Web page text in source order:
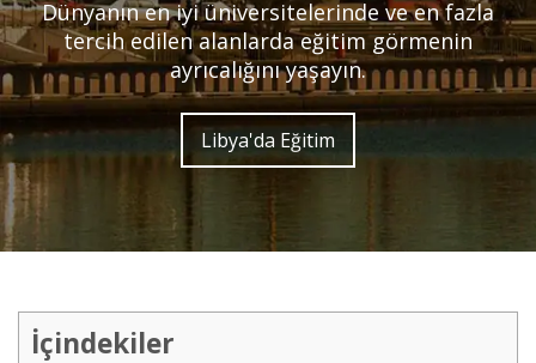
Dünyanın en iyi üniversitelerinde ve en fazla
tercih edilen alanlarda eğitim görmenin
ayrıcalığını yaşayın.
Libya'da Eğitim
İçindekiler